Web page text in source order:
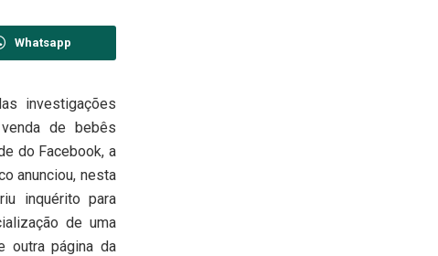
Whatsapp
investigações
de bebês
do Facebook, a
anunciou, nesta
inquérito para
de uma
outra página da